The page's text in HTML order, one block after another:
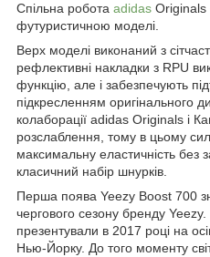
Спільна робота adidas Originals
футуристичною моделі.
Верх моделі виконаний з
рефлективні накладки з RPU
функцію, але і забезпечують
підкресленням оригінального
колаборації adidas Originals і
розслаблення, тому в цьому
максимальну еластичність без
класичний набір шнурків.
Перша поява Yeezy Boost 700
чергового сезону бренду
презентували в 2017 році на
Нью-Йорку. До того моменту